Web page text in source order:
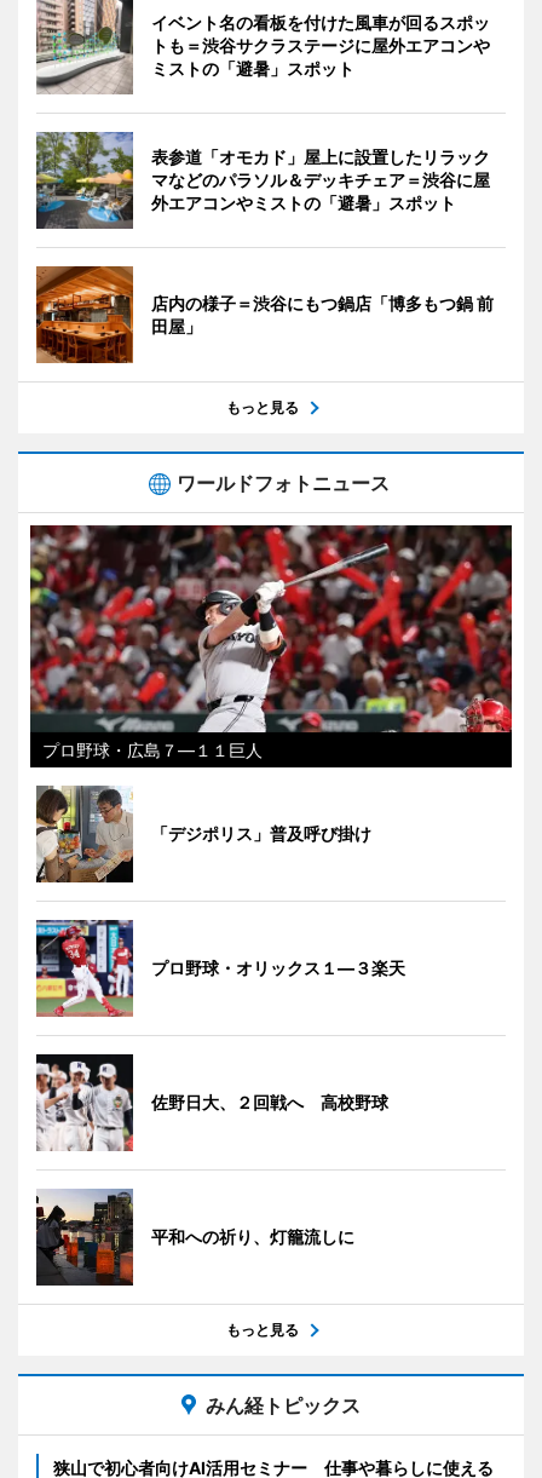
イベント名の看板を付けた風車が回るスポッ
トも＝渋谷サクラステージに屋外エアコンや
ミストの「避暑」スポット
表参道「オモカド」屋上に設置したリラック
マなどのパラソル＆デッキチェア＝渋谷に屋
外エアコンやミストの「避暑」スポット
店内の様子＝渋谷にもつ鍋店「博多もつ鍋 前
田屋」
もっと見る
ワールドフォトニュース
プロ野球・広島７―１１巨人
「デジポリス」普及呼び掛け
プロ野球・オリックス１―３楽天
佐野日大、２回戦へ 高校野球
平和への祈り、灯籠流しに
もっと見る
みん経トピックス
狭山で初心者向けAI活用セミナー 仕事や暮らしに使える